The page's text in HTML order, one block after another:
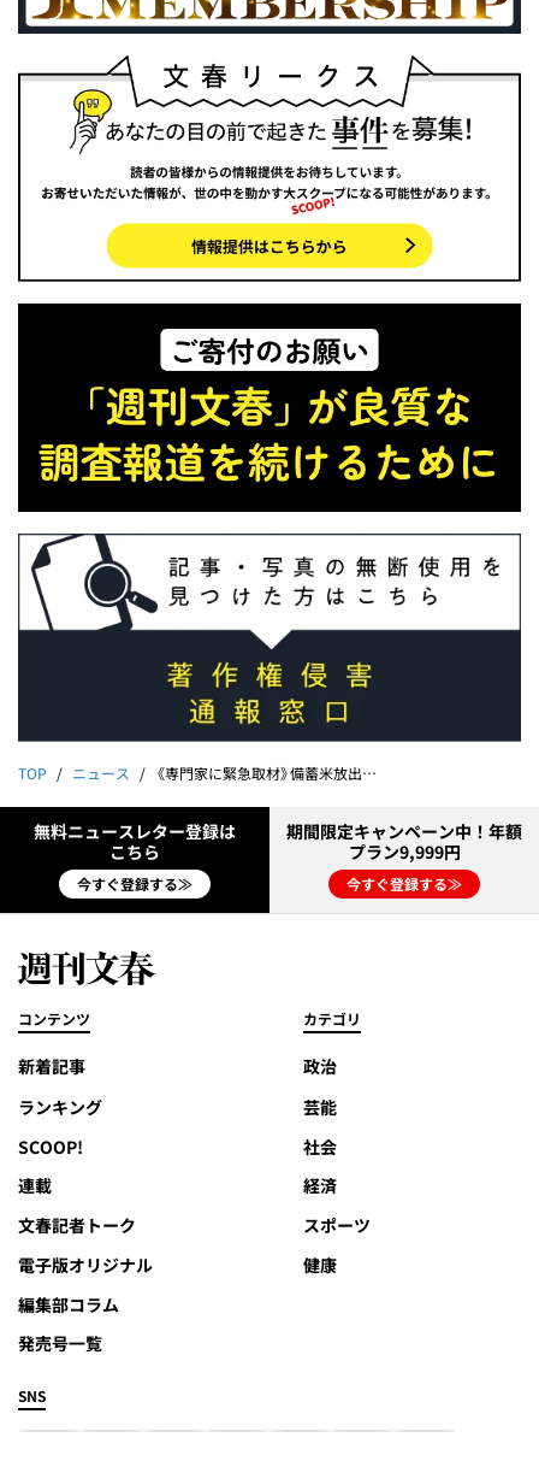
TOP ニュース 《専門家に緊急取材》備蓄米放出で米はいくら安くなる？
無料ニュースレター登録は
こちら
今すぐ登録する≫
期間限定キャンペーン中！年額
プラン9,999円
今すぐ登録する≫
コンテンツ
新着記事
ランキング
SCOOP!
連載
文春記者トーク
電子版オリジナル
編集部コラム
発売号一覧
カテゴリ
政治
芸能
社会
経済
スポーツ
健康
SNS